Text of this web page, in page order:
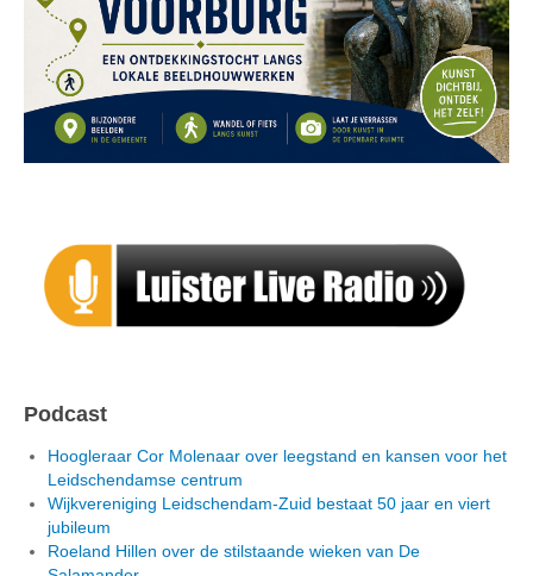
Podcast
Hoogleraar Cor Molenaar over leegstand en kansen voor het
Leidschendamse centrum
Wijkvereniging Leidschendam-Zuid bestaat 50 jaar en viert
jubileum
Roeland Hillen over de stilstaande wieken van De